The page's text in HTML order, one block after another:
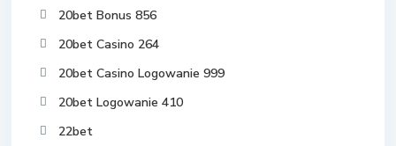
20bet Bonus 856
20bet Casino 264
20bet Casino Logowanie 999
20bet Logowanie 410
22bet